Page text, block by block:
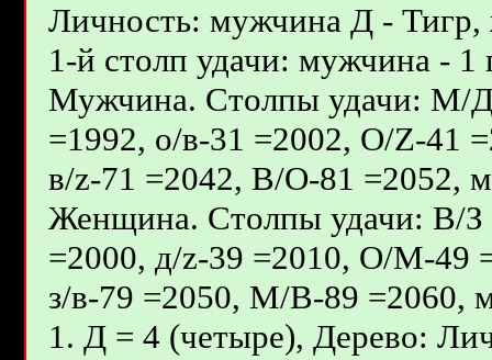
Личность: мужчина Д -
1-й столп удачи: мужчина - 1
Мужчина. Столпы удачи: М/Д
=1992, о/в-31 =2002, О/Z-41
в/z-71 =2042, В/О-81 =2052,
Женщина. Столпы удачи: В/З
=2000, д/z-39 =2010, О/М-49
з/в-79 =2050, М/В-89 =2060,
1. Д = 4 (четыре), Дерево: